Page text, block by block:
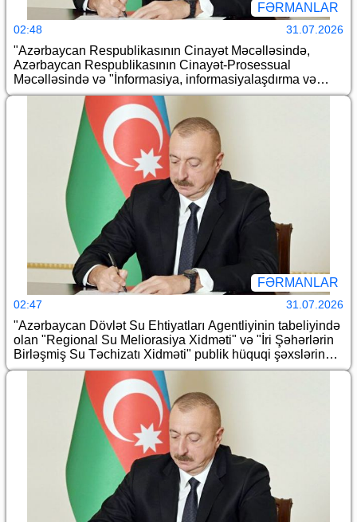
FƏRMANLAR
02:48 31.07.2026
"Azərbaycan Respublikasının Cinayət Məcəlləsində,
Azərbaycan Respublikasının Cinayət-Prosessual
Məcəlləsində və "İnformasiya, informasiyalaşdırma və
informasiyanın mühafizəsi haqqında" Azərbaycan
Respublikasının Qanununda dəyişiklik edilməsi barədə"
Azərbaycan Respublikasının 2026-cı il 10 iyul tarixli 442-
VIIQD nömrəli Qanununun tətbiqi və "Azərbaycan
Respublikası Cinayət-Prosessual Məcəlləsinin təsdiq
edilməsi, qüvvəyə minməsi və bununla bağlı hüquqi
tənzimləmə məsələləri haqqında" Azərbaycan
Respublikası Qanununun və həmin Qanunla təsdiq
edilmiş Azərbaycan Respublikası Cinayət-Prosessual
Məcəlləsinin tətbiq edilməsi barədə" Azərbaycan
Respublikası Prezidentinin 2000-ci il 25 avqust tarixli 387
nömrəli Fərmanında dəyişiklik edilməsi haqqında
FƏRMANLAR
02:47 31.07.2026
"Azərbaycan Dövlət Su Ehtiyatları Agentliyinin tabeliyində
olan "Regional Su Meliorasiya Xidməti" və "İri Şəhərlərin
Birləşmiş Su Təchizatı Xidməti" publik hüquqi şəxslərin
yenidən təşkili haqqında" Azərbaycan Respublikası
Prezidentinin 2026-cı il 20 fevral tarixli 600 nömrəli
Fərmanında dəyişiklik edilməsi barədə